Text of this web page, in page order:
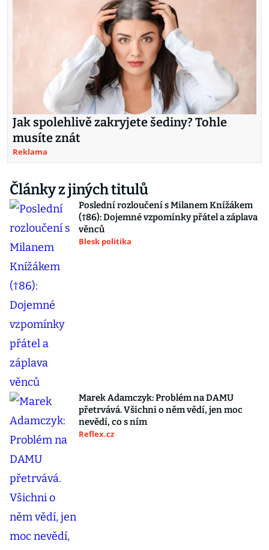
Jak spolehlivě zakryjete šediny? Tohle
musíte znát
Reklama
Články z jiných titulů
Poslední rozloučení s Milanem Knížákem
(†86): Dojemné vzpomínky přátel a záplava
věnců
Blesk politika
Marek Adamczyk: Problém na DAMU
přetrvává. Všichni o něm vědí, jen moc
nevědí, co s ním
Reflex.cz